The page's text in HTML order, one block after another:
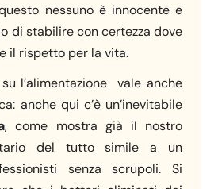
nessuno è innocente e
di stabilire con certezza dove
il rispetto per la vita.
l’alimentazione vale anche
anche qui c’è un’inevitabile
, come mostra già il nostro
del tutto simile a un
senza scrupoli. Si